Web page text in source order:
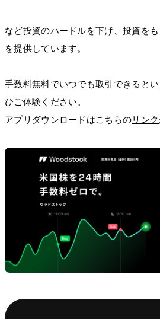
など投資のハードルを下げ、投資を
を提供しています。
手数料無料でいつでも取引できると
ひご体験ください。
アプリダウンロードはこちらのリンク